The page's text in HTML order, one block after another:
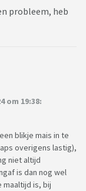
probleem, heb
om 19:38:
blikje mais in te
overigens lastig),
niet altijd
is dan nog wel
is, bij